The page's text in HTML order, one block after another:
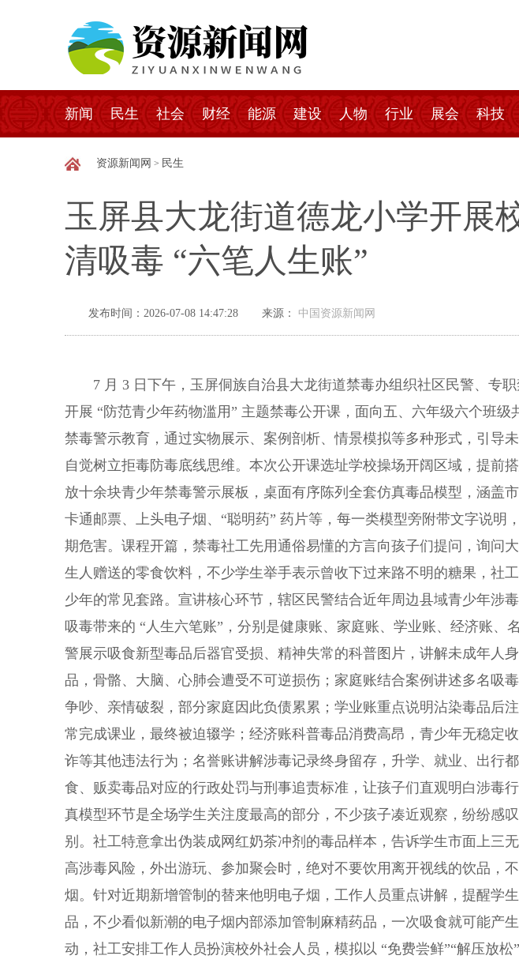
新闻 民生 社会 财经 能源 建设 人物 行业 展会 科技
资源新闻网 > 民生
玉屏县大龙街道德龙小学开展
清吸毒 “六笔人生账”
发布时间：2026-07-08 14:47:28 来源： 中国资源新闻网
7 月 3 日下午，玉屏侗族自治县大龙街道禁毒办组织社区民警、专职
开展 “防范青少年药物滥用” 主题禁毒公开课，面向五、六年级六个班
禁毒警示教育，通过实物展示、案例剖析、情景模拟等多种形式，引导
自觉树立拒毒防毒底线思维。本次公开课选址学校操场开阔区域，提前
放十余块青少年禁毒警示展板，桌面有序陈列全套仿真毒品模型，涵盖
卡通邮票、上头电子烟、“聪明药” 药片等，每一类模型旁附带文字说明
期危害。课程开篇，禁毒社工先用通俗易懂的方言向孩子们提问，询问
生人赠送的零食饮料，不少学生举手表示曾收下过来路不明的糖果，社
少年的常见套路。宣讲核心环节，辖区民警结合近年周边县域青少年涉
吸毒带来的 “人生六笔账”，分别是健康账、家庭账、学业账、经济账、
警展示吸食新型毒品后器官受损、精神失常的科普图片，讲解未成年人
品，骨骼、大脑、心肺会遭受不可逆损伤；家庭账结合案例讲述多名吸
争吵、亲情破裂，部分家庭因此负债累累；学业账重点说明沾染毒品后
常完成课业，最终被迫辍学；经济账科普毒品消费高昂，青少年无稳定
诈等其他违法行为；名誉账讲解涉毒记录终身留存，升学、就业、出行
食、贩卖毒品对应的行政处罚与刑事追责标准，让孩子们直观明白涉毒
真模型环节是全场学生关注度最高的部分，不少孩子凑近观察，纷纷感
别。社工特意拿出伪装成网红奶茶冲剂的毒品样本，告诉学生市面上三
高涉毒风险，外出游玩、参加聚会时，绝对不要饮用离开视线的饮品，
烟。针对近期新增管制的替来他明电子烟，工作人员重点讲解，提醒学
品，不少看似新潮的电子烟内部添加管制麻精药品，一次吸食就可能产
动，社工安排工作人员扮演校外社会人员，模拟以 “免费尝鲜”“解压放